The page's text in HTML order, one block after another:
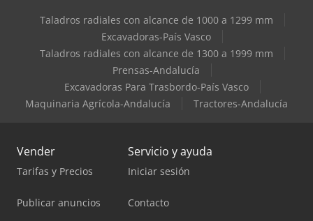
Taladros radiales con alcance de 1000 a 1299 mm
Excavadoras-País Vasco
Taladros radiales con alcance de 1300 a 1999 mm
Prensas-Andalucía
Excavadoras Para Trasbordo-País Vasco
Maquinaria Agrícola-Andalucía
Tractores-Andalucía
Vender
Tarifas y Precios
Publicar anuncios
Servicio y ayuda
Iniciar sesión
Contacto